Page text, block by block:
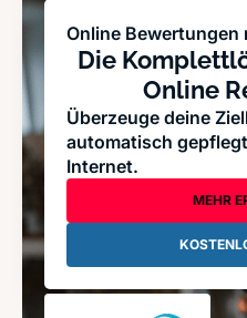
Online Bewertungen
Die
Online
Überzeuge deine
automatisch
Internet.
MEHR